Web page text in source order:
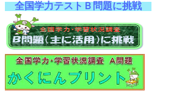
全国学力テストＢ問題に挑戦